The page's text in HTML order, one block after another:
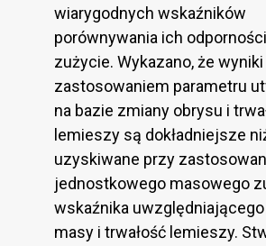
wiarygodnych wskaźników
porównywania ich
zużycie. Wykazano, że
zastosowaniem parametru
na bazie zmiany obrysu i
lemieszy są dokładniejsze
uzyskiwane przy
jednostkowego masowego
wskaźnika
masy i trwałość lemieszy.